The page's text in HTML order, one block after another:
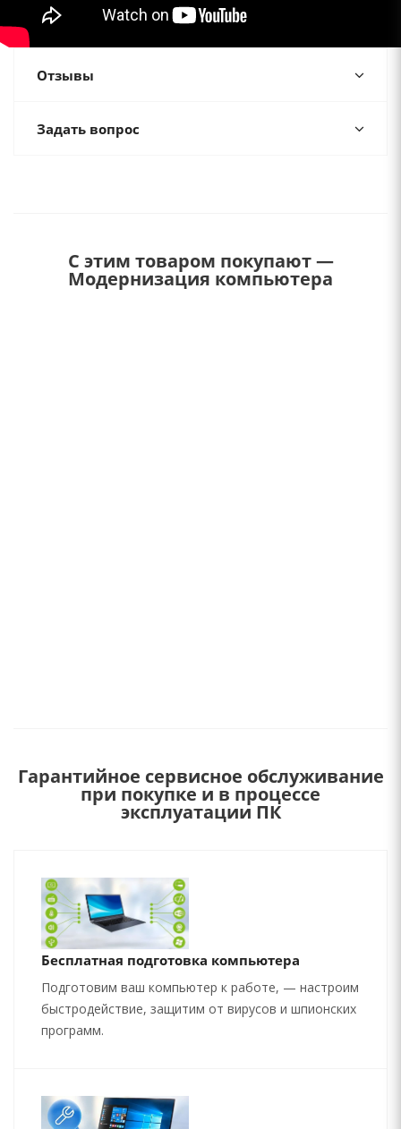
Отзывы
Задать вопрос
С этим товаром покупают —
Модернизация компьютера
Гарантийное сервисное обслуживание
при покупке и в процессе
эксплуатации ПК
Бесплатная подготовка компьютера
Подготовим ваш компьютер к работе, — настроим
быстродействие, защитим от вирусов и шпионских
программ.